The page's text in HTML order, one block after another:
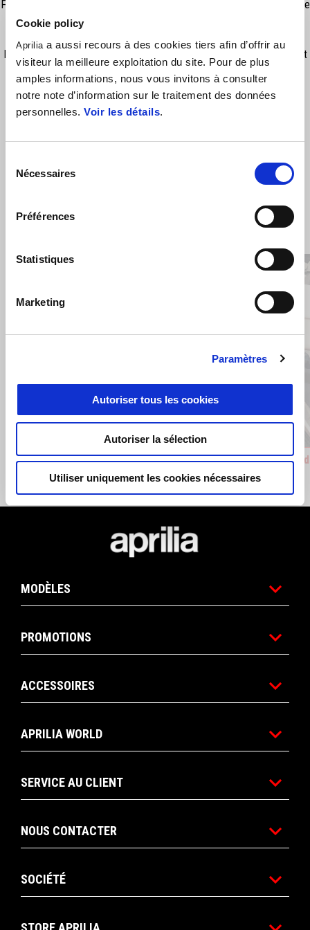
Cookie policy
Aprilia a aussi recours à des cookies tiers afin d’offrir au
visiteur la meilleure exploitation du site. Pour de plus
amples informations, nous vous invitons à consulter
notre note d’information sur le traitement des données
personnelles. Voir les détails.
Nécessaires
Préférences
Statistiques
Marketing
Paramètres
Autoriser tous les cookies
Autoriser la sélection
Utiliser uniquement les cookies nécessaires
For long range ride or touring experience in bad weather conditions, the
touring windscreen is a compulsory accessory: improve the
Aerodynamic protection with no compromize on the air resistance.
Ensure a full clear visibility for a long time and strong resistence aginst
weather conditions.
Fuel Tank Central Protection
€ 39
Off-
MODÈLES
PROMOTIONS
ACCESSOIRES
APRILIA WORLD
SERVICE AU CLIENT
NOUS CONTACTER
SOCIÉTÉ